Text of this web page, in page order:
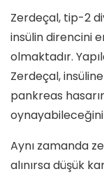
Zerdeçal, tip-2
insülin direncini
olmaktadır.
Zerdeçal,
pankreas
Aynı zamanda
alınırsa düşük